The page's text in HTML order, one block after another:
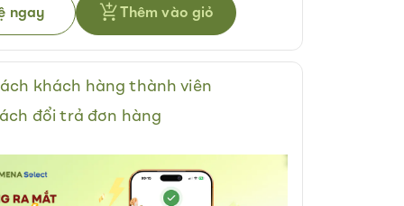
ngay Thêm vào giỏ
khách hàng thành viên
đổi trả đơn hàng